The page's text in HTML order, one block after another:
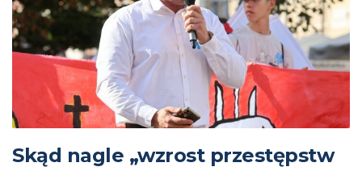
Skąd nagle „wzrost przestępstw